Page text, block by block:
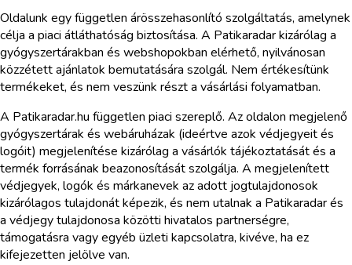
Oldalunk egy független árösszehasonlító szolgáltatás, amelynek
célja a piaci átláthatóság biztosítása. A Patikaradar kizárólag a
gyógyszertárakban és webshopokban elérhető, nyilvánosan
közzétett ajánlatok bemutatására szolgál. Nem értékesítünk
termékeket, és nem veszünk részt a vásárlási folyamatban.
A Patikaradar.hu független piaci szereplő. Az oldalon megjelenő
gyógyszertárak és webáruházak (ideértve azok védjegyeit és
logóit) megjelenítése kizárólag a vásárlók tájékoztatását és a
termék forrásának beazonosítását szolgálja. A megjelenített
védjegyek, logók és márkanevek az adott jogtulajdonosok
kizárólagos tulajdonát képezik, és nem utalnak a Patikaradar és
a védjegy tulajdonosa közötti hivatalos partnerségre,
támogatásra vagy egyéb üzleti kapcsolatra, kivéve, ha ez
kifejezetten jelölve van.